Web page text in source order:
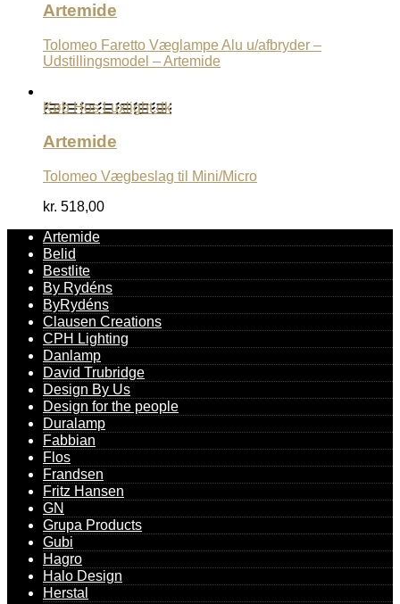
Artemide
Tolomeo Faretto Væglampe Alu u/afbryder –
Udstillingsmodel – Artemide
Køb Hos Luxlight.dk
Artemide
Tolomeo Vægbeslag til Mini/Micro
kr. 518,00
Artemide
Belid
Bestlite
By Rydéns
ByRydéns
Clausen Creations
CPH Lighting
Danlamp
David Trubridge
Design By Us
Design for the people
Duralamp
Fabbian
Flos
Frandsen
Fritz Hansen
GN
Grupa Products
Gubi
Hagro
Halo Design
Herstal